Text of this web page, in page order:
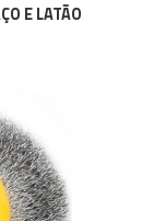
E LATÃO